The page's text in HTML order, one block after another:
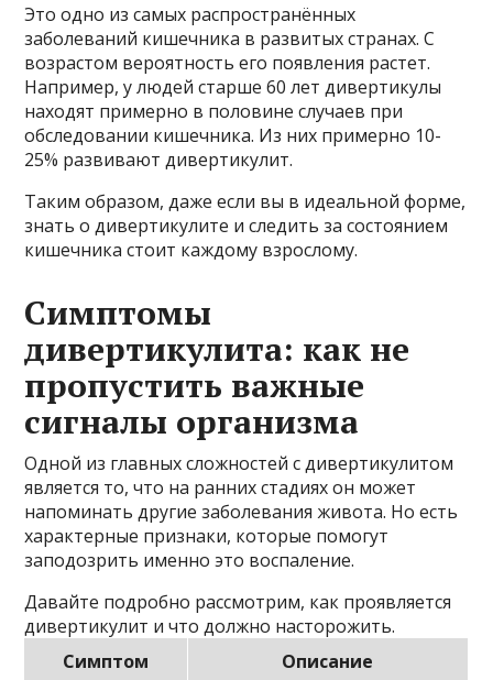
Это одно из самых распространённых
заболеваний кишечника в развитых странах. С
возрастом вероятность его появления растет.
Например, у людей старше 60 лет дивертикулы
находят примерно в половине случаев при
обследовании кишечника. Из них примерно 10-
25% развивают дивертикулит.
Таким образом, даже если вы в идеальной форме,
знать о дивертикулите и следить за состоянием
кишечника стоит каждому взрослому.
Симптомы
дивертикулита: как не
пропустить важные
сигналы организма
Одной из главных сложностей с дивертикулитом
является то, что на ранних стадиях он может
напоминать другие заболевания живота. Но есть
характерные признаки, которые помогут
заподозрить именно это воспаление.
Давайте подробно рассмотрим, как проявляется
дивертикулит и что должно насторожить.
Симптом
Описание